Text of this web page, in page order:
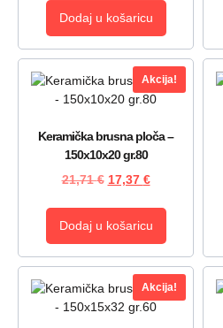
Dodaj u košaricu
Akcija!
Keramička brusna ploča –
150x10x20 gr.80
21,71€ 17,37 €
Dodaj u košaricu
Akcija!